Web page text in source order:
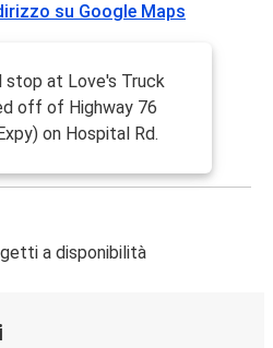
su Google Maps
stop at Love's Truck
off of Highway 76
on Hospital Rd.
a disponibilità